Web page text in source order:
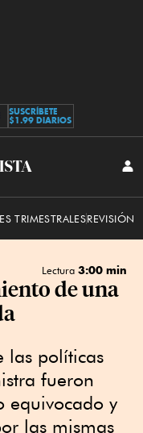
SUSCRÍBETE
$1.99 DIARIOS
TRIMESTRALESREVISIÓN
Lectura 3:00 min
de una
las políticas
fueron
equivocado y
las mismas